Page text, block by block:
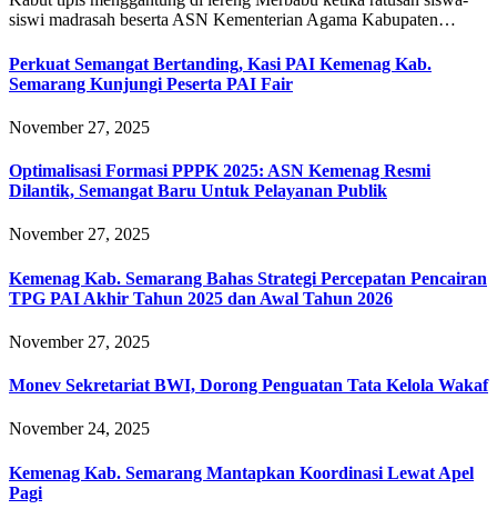
siswi madrasah beserta ASN Kementerian Agama Kabupaten…
Perkuat Semangat Bertanding, Kasi PAI Kemenag Kab.
Semarang Kunjungi Peserta PAI Fair
November 27, 2025
Optimalisasi Formasi PPPK 2025: ASN Kemenag Resmi
Dilantik, Semangat Baru Untuk Pelayanan Publik
November 27, 2025
Kemenag Kab. Semarang Bahas Strategi Percepatan Pencairan
TPG PAI Akhir Tahun 2025 dan Awal Tahun 2026
November 27, 2025
Monev Sekretariat BWI, Dorong Penguatan Tata Kelola Wakaf
November 24, 2025
Kemenag Kab. Semarang Mantapkan Koordinasi Lewat Apel
Pagi